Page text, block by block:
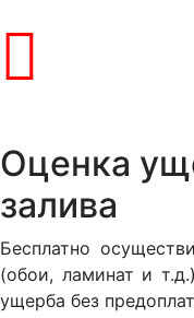
Оценка
залива
Бесплатно
(обои, ламинат и
ущерба без